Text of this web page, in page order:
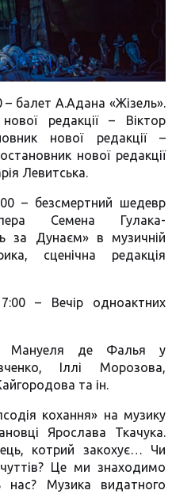
– балет А.Адана «Жізель».
редакції – Віктор
нової редакції –
нової редакції
Левитська.
– безсмертний шедевр
Семена Гулака-
за Дунаєм» в музичній
сценічна редакція
– Вечір одноактних
Мануеля де Фалья у
Іллі Морозова,
та ін.
кохання» на музику
Ярослава Ткачука.
котрий закохує… Чи
Це ми знаходимо
Музика видатного